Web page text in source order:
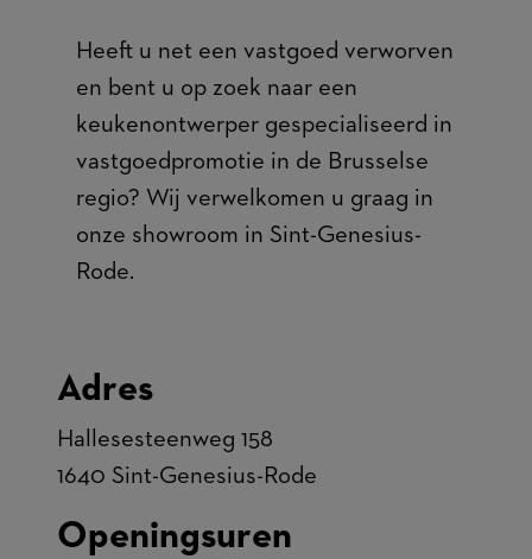
Heeft u net een vastgoed verworven
en bent u op zoek naar een
keukenontwerper gespecialiseerd in
vastgoedpromotie in de Brusselse
regio? Wij verwelkomen u graag in
onze showroom in Sint-Genesius-
Rode.
Adres
Hallesesteenweg 158
1640 Sint-Genesius-Rode
Openingsuren